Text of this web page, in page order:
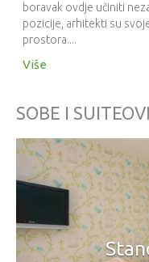
boravak ovdje učiniti
pozicije, arhitekti su
prostora....
Više
SOBE I SUITEOVI